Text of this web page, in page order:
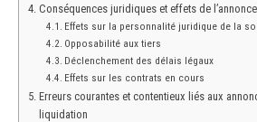
Conséquences juridiques et effets de
Effets sur la personnalité juridique de la
Opposabilité aux tiers
Déclenchement des délais légaux
Effets sur les contrats en cours
Erreurs courantes et contentieux liés aux
liquidation